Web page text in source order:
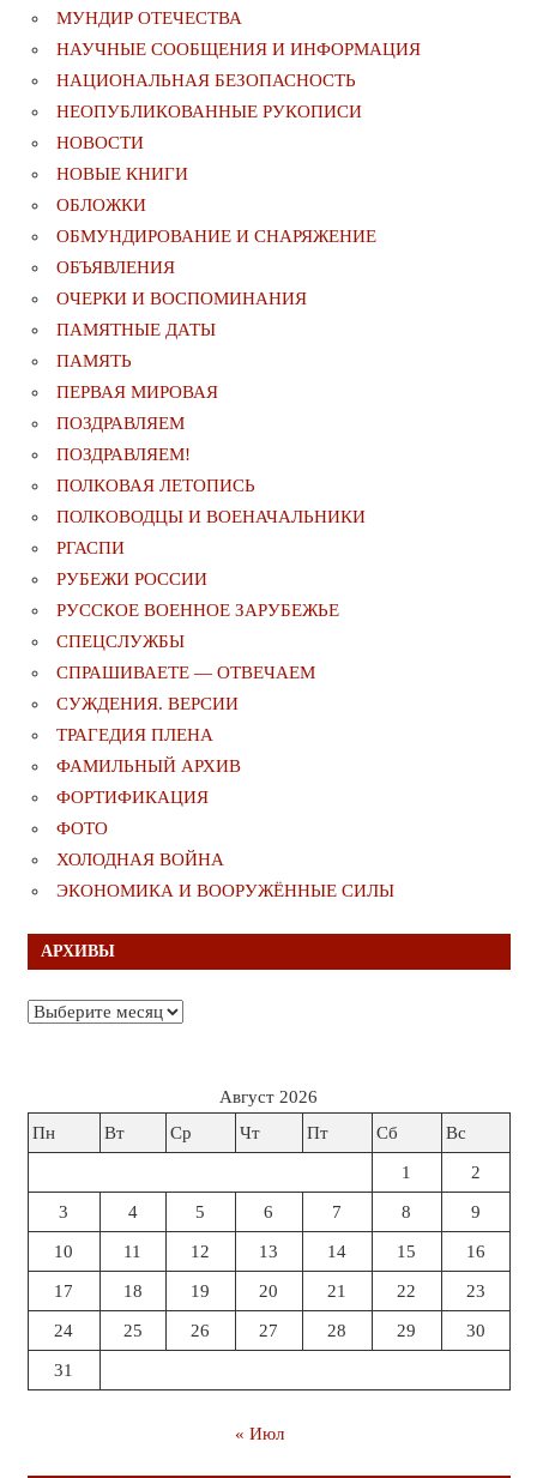
МУНДИР ОТЕЧЕСТВА
НАУЧНЫЕ СООБЩЕНИЯ И ИНФОРМАЦИЯ
НАЦИОНАЛЬНАЯ БЕЗОПАСНОСТЬ
НЕОПУБЛИКОВАННЫЕ РУКОПИСИ
НОВОСТИ
НОВЫЕ КНИГИ
ОБЛОЖКИ
ОБМУНДИРОВАНИЕ И СНАРЯЖЕНИЕ
ОБЪЯВЛЕНИЯ
ОЧЕРКИ И ВОСПОМИНАНИЯ
ПАМЯТНЫЕ ДАТЫ
ПАМЯТЬ
ПЕРВАЯ МИРОВАЯ
ПОЗДРАВЛЯЕМ
ПОЗДРАВЛЯЕМ!
ПОЛКОВАЯ ЛЕТОПИСЬ
ПОЛКОВОДЦЫ И ВОЕНАЧАЛЬНИКИ
РГАСПИ
РУБЕЖИ РОССИИ
РУССКОЕ ВОЕННОЕ ЗАРУБЕЖЬЕ
СПЕЦСЛУЖБЫ
СПРАШИВАЕТЕ — ОТВЕЧАЕМ
СУЖДЕНИЯ. ВЕРСИИ
ТРАГЕДИЯ ПЛЕНА
ФАМИЛЬНЫЙ АРХИВ
ФОРТИФИКАЦИЯ
ФОТО
ХОЛОДНАЯ ВОЙНА
ЭКОНОМИКА И ВООРУЖЁННЫЕ СИЛЫ
АРХИВЫ
Архивы
Август 2026
Пн
Вт Ср Чт Пт Сб Вс
1 2
3 4 5 6 7 8 9
10 11 12 13 14 15 16
17 18 19 20 21 22 23
24 25 26 27 28 29 30
31
« Июл